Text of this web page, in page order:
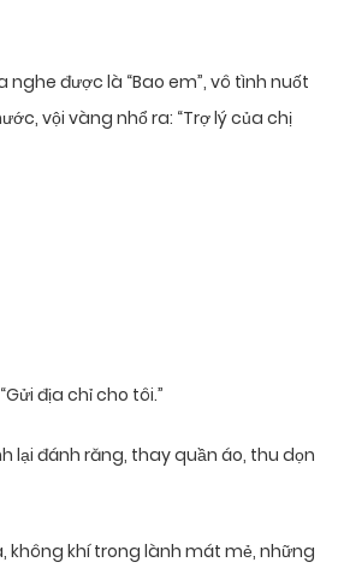
nghe được là “Bao em”, vô tình nuốt
vội vàng nhổ ra: “Trợ lý của chị
địa chỉ cho tôi.”
lại đánh răng, thay quần áo, thu dọn
không khí trong lành mát mẻ, những